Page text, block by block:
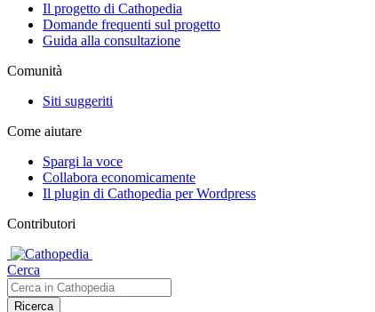
Il progetto di Cathopedia
Domande frequenti sul progetto
Guida alla consultazione
Comunità
Siti suggeriti
Come aiutare
Spargi la voce
Collabora economicamente
Il plugin di Cathopedia per Wordpress
Contributori
Cerca
Ricerca